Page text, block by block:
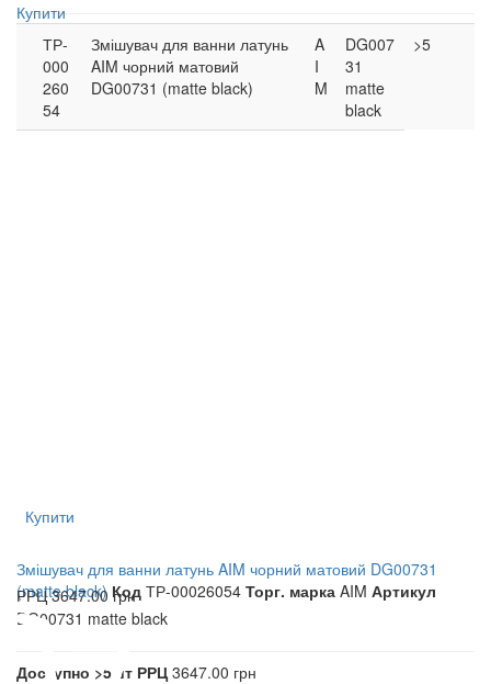
Купити
ТР-
000
260
54
Змішувач для ванни латунь
AIM чорний матовий
DG00731 (matte black)
A
I
M
DG007
31
matte
black
>5
Купити
Змішувач для ванни латунь AIM чорний матовий DG00731
(matte black) Код ТР-00026054 Торг. марка AIM Артикул
DG00731 matte black
Доступно >5шт РРЦ 3647.00 грн
РРЦ 3647.00 грн